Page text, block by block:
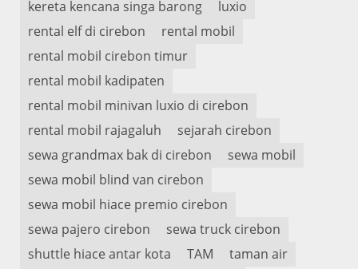
kereta kencana singa barong
luxio
rental elf di cirebon
rental mobil
rental mobil cirebon timur
rental mobil kadipaten
rental mobil minivan luxio di cirebon
rental mobil rajagaluh
sejarah cirebon
sewa grandmax bak di cirebon
sewa mobil
sewa mobil blind van cirebon
sewa mobil hiace premio cirebon
sewa pajero cirebon
sewa truck cirebon
shuttle hiace antar kota
TAM
taman air